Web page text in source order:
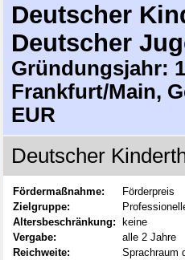
Deutscher
Deutscher
Gründungsjahr:
Frankfurt/Main,
EUR
Deutscher
Fördermaßnahme:
Förderpreis
Zielgruppe:
Altersbeschränkung:
keine
Vergabe:
alle 2 Jahre
Reichweite:
Sprachraum